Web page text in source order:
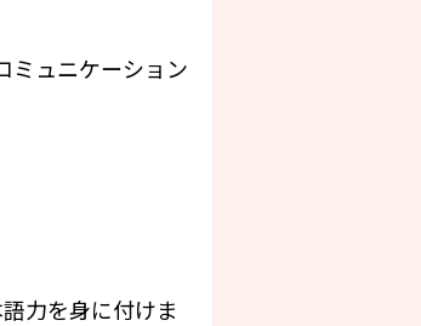
ミュニケーション
力を身に付けま